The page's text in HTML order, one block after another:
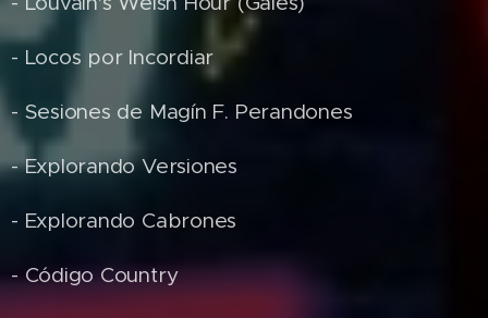
- Locos por Incordiar
- Sesiones de Magín F. Perandones
- Explorando Versiones
- Explorando Cabrones
- Código Country